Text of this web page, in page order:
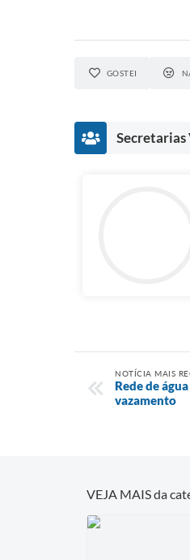
GOSTEI
NOTÍCIA MAIS
Rede de
vazamento
VEJA MAIS da